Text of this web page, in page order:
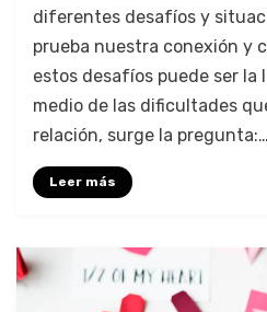
diferentes desafíos y
prueba nuestra conexión y
estos desafíos puede ser la
medio de las dificultades
relación, surge la pregunta:…
Leer más